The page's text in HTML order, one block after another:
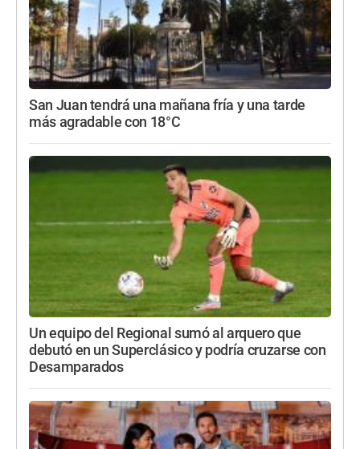
San Juan tendrá una mañana fría y una tarde
más agradable con 18°C
Un equipo del Regional sumó al arquero que
debutó en un Superclásico y podría cruzarse con
Desamparados